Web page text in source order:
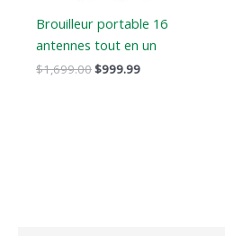
Brouilleur portable 16
antennes tout en un
$1,699.00$999.99